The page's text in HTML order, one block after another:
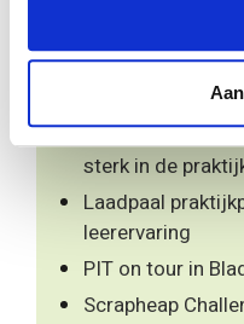
Bedrijfsbezoek
techniek in de
Stages voor
sterk in de
Laadpaal
leerervaring
PIT on tour in
Scrapheap